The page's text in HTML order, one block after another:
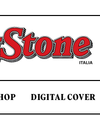
Stone Italia
DIGITAL COVER